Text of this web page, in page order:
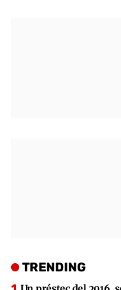
TRENDING